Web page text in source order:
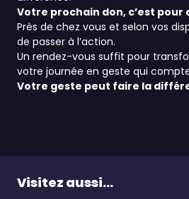
Votre prochain don, c’est pour
Près de chez vous et selon vos
de passer à l’action.
Un rendez-vous suffit pour
votre journée en geste qui
Votre geste peut faire la
Visitez aussi...